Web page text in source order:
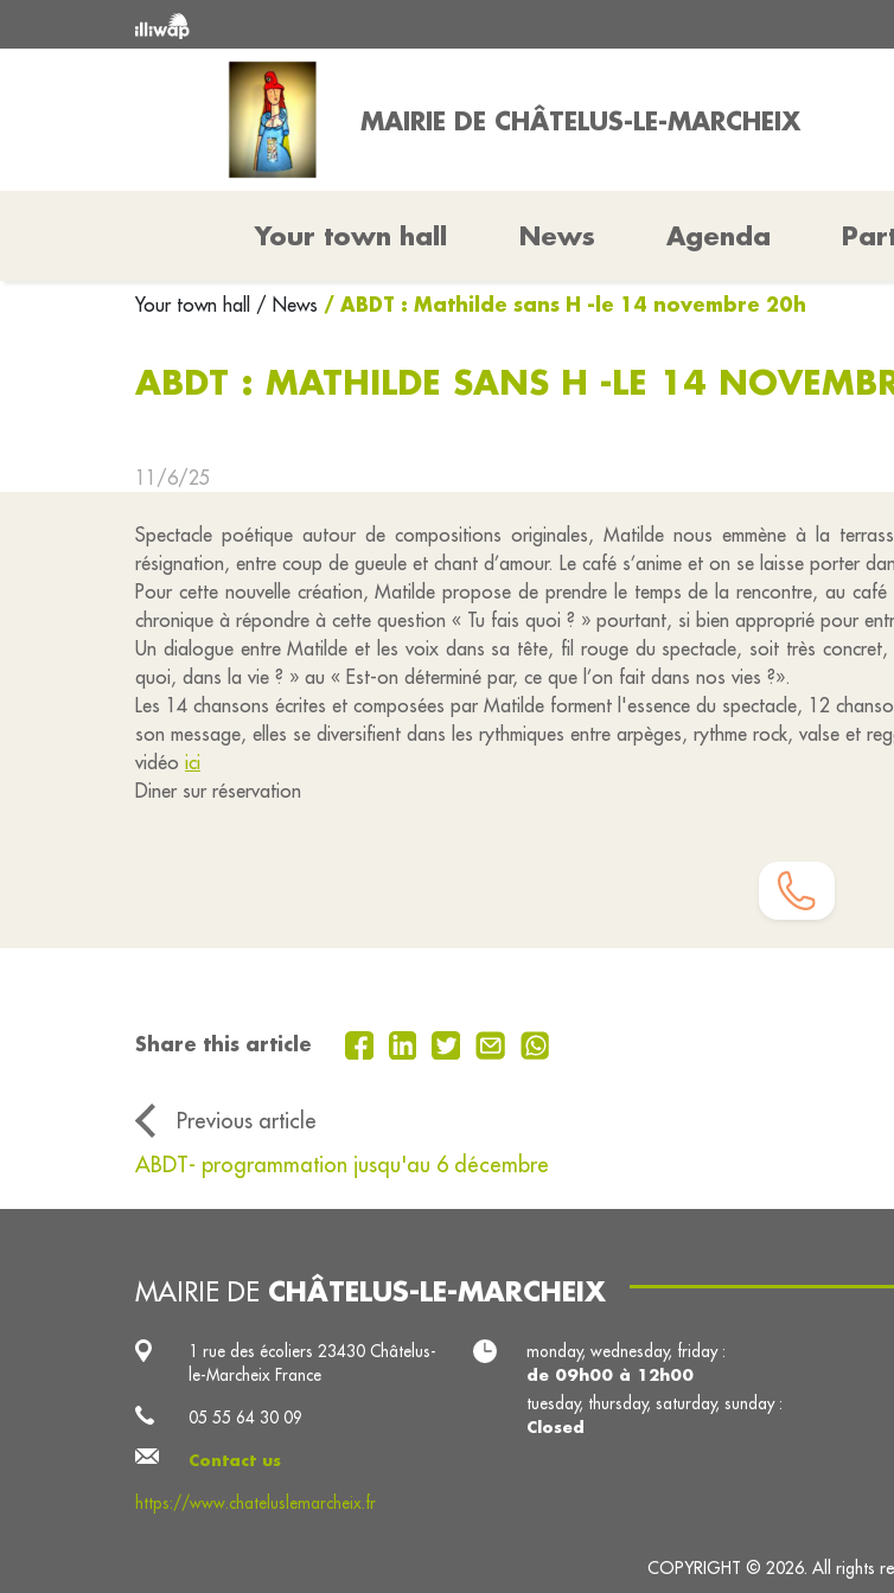
MAIRIE DE CHÂTELUS-LE-MARCHEIX
Your town hall News Agenda
Your town hall / News / ABDT : Mathilde sans H -le 14 novembre 20h
ABDT : MATHILDE SANS H -LE 14
11/6/25
Spectacle poétique autour de compositions originales, Matilde nous emmène à la
résignation, entre coup de gueule et chant d’amour. Le café s’anime et on se laisse porter
Pour cette nouvelle création, Matilde propose de prendre le temps de la rencontre, au
chronique à répondre à cette question « Tu fais quoi ? » pourtant, si bien approprié pour
Un dialogue entre Matilde et les voix dans sa tête, fil rouge du spectacle, soit très
quoi, dans la vie ? » au « Est-on déterminé par, ce que l’on fait dans nos vies ?».
Les 14 chansons écrites et composées par Matilde forment l'essence du spectacle, 12
son message, elles se diversifient dans les rythmiques entre arpèges, rythme rock, valse et
vidéo ici
Diner sur réservation
Share this article
Previous article
ABDT- programmation jusqu'au 6 décembre
MAIRIE DE CHÂTELUS-LE-MARCHEIX
1 rue des écoliers 23430 Châtelus-
le-Marcheix France
05 55 64 30 09
Contact us
https://www.chateluslemarcheix.fr
monday, wednesday, friday :
de 09h00 à 12h00
tuesday, thursday, saturday, sunday :
Closed
COPYRIGHT © 2026. All rights